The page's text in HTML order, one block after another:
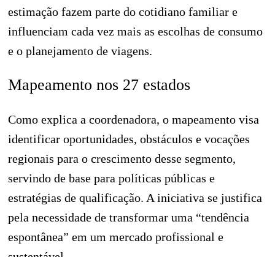
estimação fazem parte do cotidiano familiar e
influenciam cada vez mais as escolhas de consumo
e o planejamento de viagens.
Mapeamento nos 27 estados
Como explica a coordenadora, o mapeamento visa
identificar oportunidades, obstáculos e vocações
regionais para o crescimento desse segmento,
servindo de base para políticas públicas e
estratégias de qualificação. A iniciativa se justifica
pela necessidade de transformar uma “tendência
espontânea” em um mercado profissional e